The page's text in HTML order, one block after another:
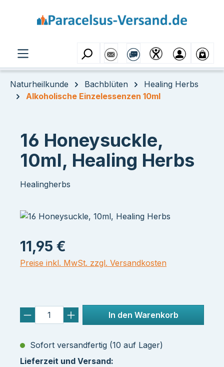
Naturheilkunde Bachblüten
Healing Herbs
Alkoholische Einzelessenzen 10ml
16 Honeysuckle,
10ml, Healing Herbs
Healingherbs
11,95 €
Preise inkl. MwSt. zzgl. Versandkosten
In den Warenkorb
Sofort versandfertig (10 auf Lager)
Lieferzeit und Versand: